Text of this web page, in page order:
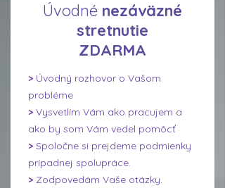
Úvodné nezáväzné
stretnutie
ZDARMA
> Úvodný rozhovor o Vašom
probléme
> Vysvetlím Vám ako pracujem a
ako by som Vám vedel pomôcť
> Spoločne si prejdeme podmienky
prípadnej spolupráce.
> Zodpovedám Vaše otázky.